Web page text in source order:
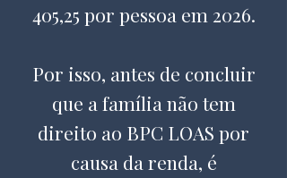
405,25 por pessoa em 2026.
Por isso, antes de concluir
que a família não tem
direito ao BPC LOAS por
causa da renda, é